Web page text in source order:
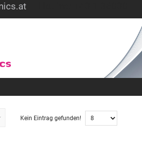
Kein Eintrag gefunden!